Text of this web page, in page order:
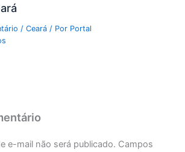
/Ceará / Por Portal
e-mail não será publicado. Campos